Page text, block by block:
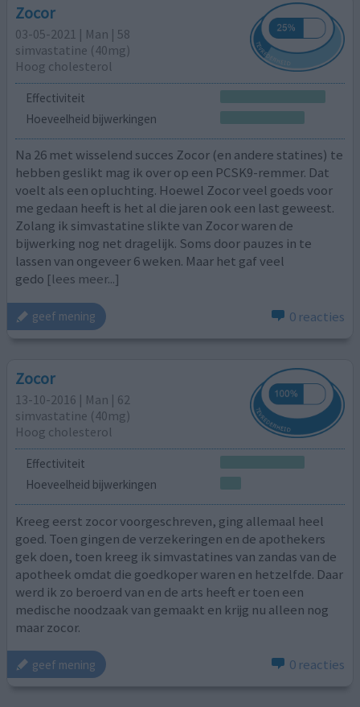
Zocor
03-05-2021 | Man | 58
simvastatine (40mg)
Hoog cholesterol
Effectiviteit
Hoeveelheid bijwerkingen
Na 26 met wisselend succes Zocor (en andere statines) te
hebben geslikt mag ik over op een PCSK9-remmer. Dat
voelt als een opluchting. Hoewel Zocor veel goeds voor
me gedaan heeft is het al die jaren ook een last geweest.
Zolang ik simvastatine slikte van Zocor waren de
bijwerking nog net dragelijk. Soms door pauzes in te
lassen van ongeveer 6 weken. Maar het gaf veel
gedo [lees meer...]
geef mening 0 reacties
Zocor
13-10-2016 | Man | 62
simvastatine (40mg)
Hoog cholesterol
Effectiviteit
Hoeveelheid bijwerkingen
Kreeg eerst zocor voorgeschreven, ging allemaal heel
goed. Toen gingen de verzekeringen en de apothekers
gek doen, toen kreeg ik simvastatines van zandas van de
apotheek omdat die goedkoper waren en hetzelfde. Daar
werd ik zo beroerd van en de arts heeft er toen een
medische noodzaak van gemaakt en krijg nu alleen nog
maar zocor.
geef mening 0 reacties